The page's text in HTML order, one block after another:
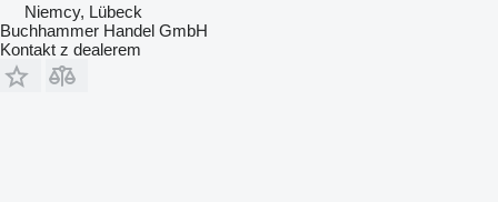
Niemcy, Lübeck
Buchhammer Handel GmbH
Kontakt z dealerem